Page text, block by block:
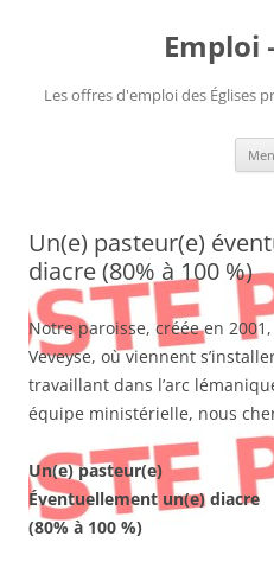
Emploi
Les offres d'emploi des Églises
Un(e) pasteur(e)
diacre (80% à 100 %)
Notre paroisse, créée en
Veveyse, où viennent
travaillant dans l’arc
équipe ministérielle, nous
Un(e) pasteur(e)
Éventuellement un(e) diacre
(80% à 100 %)